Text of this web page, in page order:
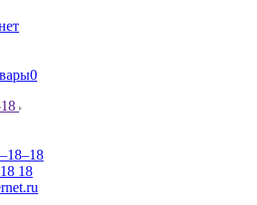
0
18